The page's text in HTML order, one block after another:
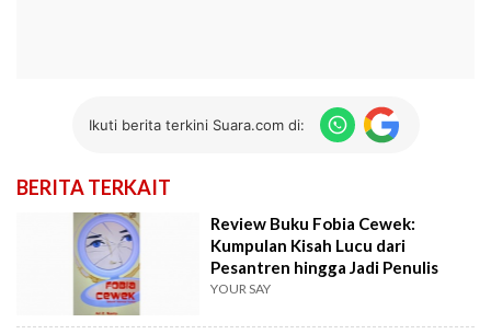
Ikuti berita terkini Suara.com di:
BERITA TERKAIT
Review Buku Fobia Cewek:
Kumpulan Kisah Lucu dari
Pesantren hingga Jadi Penulis
YOUR SAY